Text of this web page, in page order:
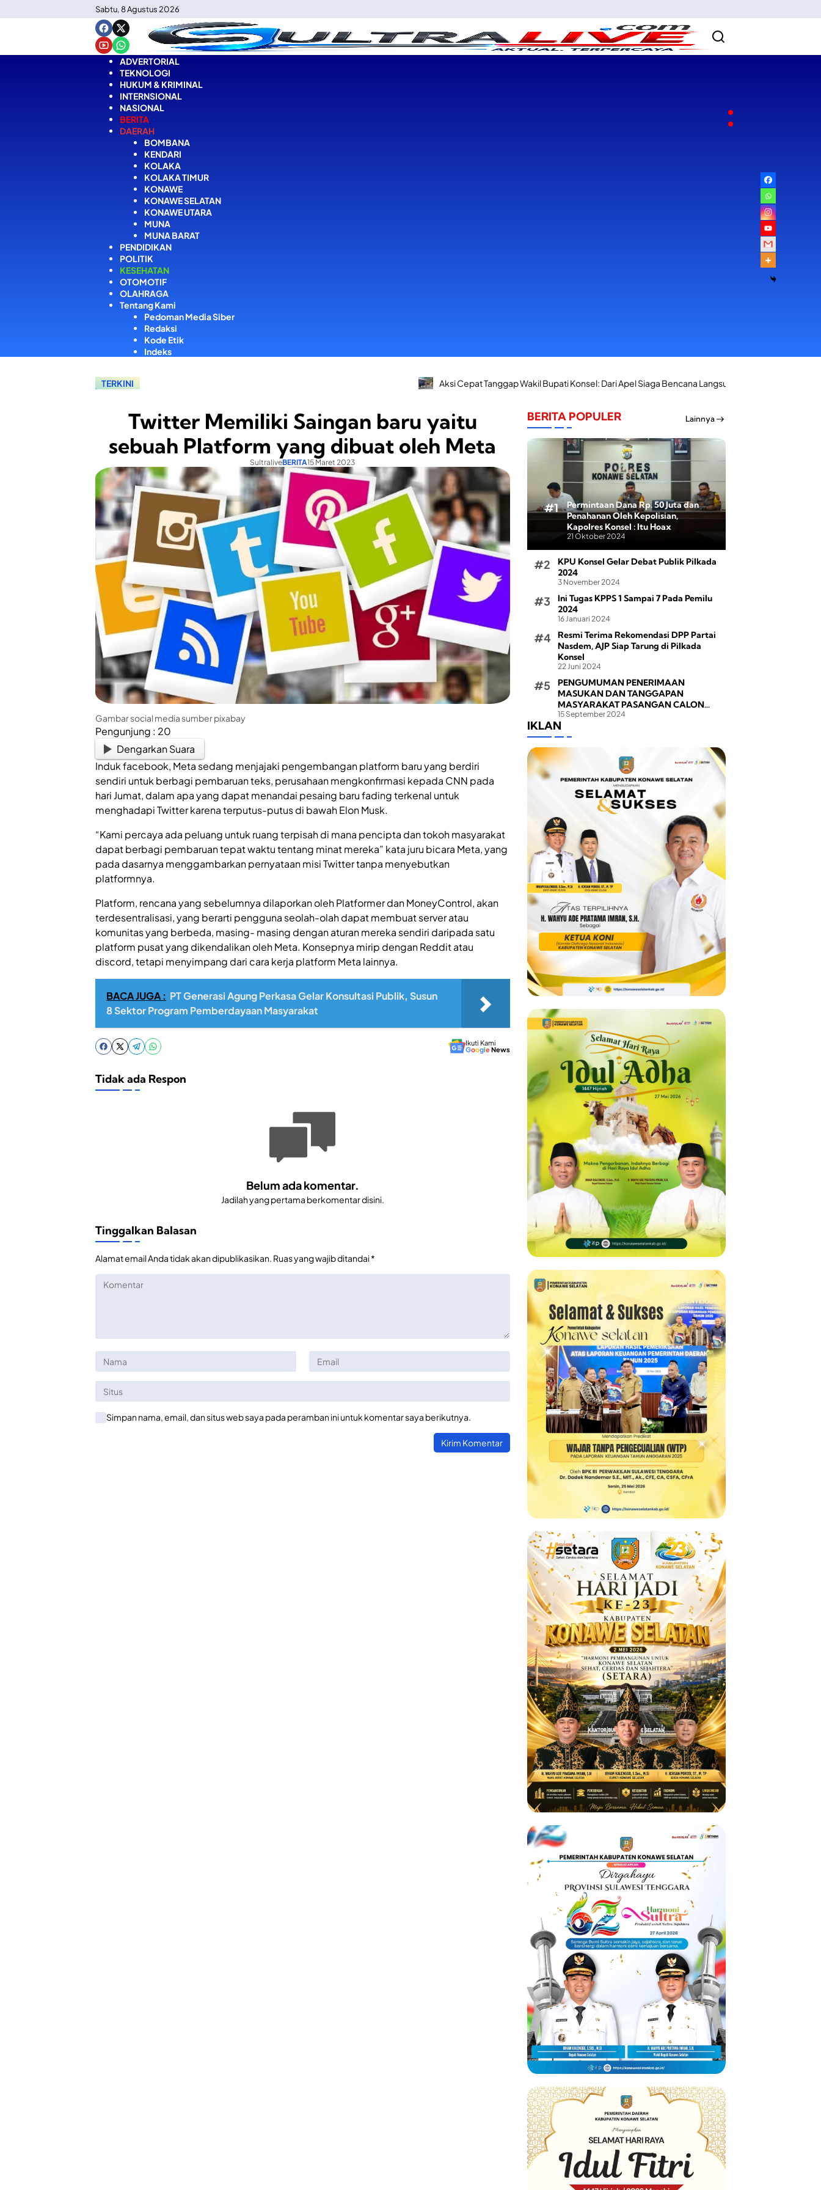
ke
Sabtu, 8 Agustus 2026
ADVERTORIAL
TEKNOLOGI
HUKUM & KRIMINAL
INTERNSIONAL
NASIONAL
BERITA
DAERAH
BOMBANA
KENDARI
KOLAKA
KOLAKA TIMUR
KONAWE
KONAWE SELATAN
KONAWE UTARA
MUNA
MUNA BARAT
PENDIDIKAN
POLITIK
KESEHATAN
OTOMOTIF
OLAHRAGA
Tentang Kami
Pedoman Media Siber
Redaksi
Kode Etik
Indeks
TERKINI Aksi Cepat Tanggap Wakil Bupati Konsel: Dari Apel Siaga Bencana Langsung Salurkan Bantuan Korban Kebakaran di
Twitter Memiliki Saingan baru yaitu
sebuah Platform yang dibuat oleh Meta
SultraliveBERITA15 Maret 2023
Gambar social media sumber pixabay
Pengunjung : 20
Dengarkan Suara
Induk facebook, Meta sedang menjajaki pengembangan platform baru yang berdiri
sendiri untuk berbagi pembaruan teks, perusahaan mengkonfirmasi kepada CNN pada
hari Jumat, dalam apa yang dapat menandai pesaing baru fading terkenal untuk
menghadapi Twitter karena terputus-putus di bawah Elon Musk.
“Kami percaya ada peluang untuk ruang terpisah di mana pencipta dan tokoh masyarakat
dapat berbagi pembaruan tepat waktu tentang minat mereka” kata juru bicara Meta, yang
pada dasarnya menggambarkan pernyataan misi Twitter tanpa menyebutkan
platformnya.
Platform, rencana yang sebelumnya dilaporkan oleh Platformer dan MoneyControl, akan
terdesentralisasi, yang berarti pengguna seolah-olah dapat membuat server atau
komunitas yang berbeda, masing- masing dengan aturan mereka sendiri daripada satu
platform pusat yang dikendalikan oleh Meta. Konsepnya mirip dengan Reddit atau
discord, tetapi menyimpang dari cara kerja platform Meta lainnya.
BACA JUGA : PT Generasi Agung Perkasa Gelar Konsultasi Publik, Susun
8 Sektor Program Pemberdayaan Masyarakat
Ikuti Kami
GoogleNews
Tidak ada Respon
Belum ada komentar.
Jadilah yang pertama berkomentar disini.
Tinggalkan Balasan
Alamat email Anda tidak akan dipublikasikan. Ruas yang wajib ditandai*
Simpan nama, email, dan situs web saya pada peramban ini untuk komentar saya berikutnya.
BERITA POPULER Lainnya
Permintaan Dana Rp. 50 Juta dan
Penahanan Oleh Kepolisian,
Kapolres Konsel : Itu Hoax
21 Oktober 2024
KPU Konsel Gelar Debat Publik Pilkada
2024
3 November 2024
Ini Tugas KPPS 1 Sampai 7 Pada Pemilu
2024
16 Januari 2024
Resmi Terima Rekomendasi DPP Partai
Nasdem, AJP Siap Tarung di Pilkada
Konsel
22 Juni 2024
PENGUMUMAN PENERIMAAN
MASUKAN DAN TANGGAPAN
MASYARAKAT PASANGAN CALON
BUPATI DAN WAKIL BUPATI PADA
PEMILIHAN BUPATI DAN WAKIL BUPATI
KONAWE SELATAN TAHUN 2024
15 September 2024
IKLAN